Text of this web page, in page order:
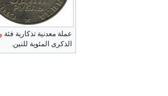
عملة معدنية تذكارية فئة
الذكرى المئوية للنين.